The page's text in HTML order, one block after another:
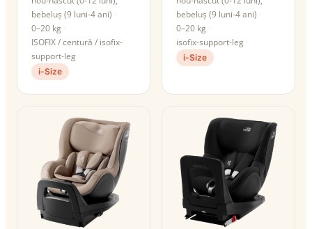
bebeluș (9 luni-4 ani)
0–20 kg
ISOFIX / centură / isofix-
support-leg
i-Size
bebeluș (9 luni-4 ani)
0–20 kg
isofix-support-leg
i-Size